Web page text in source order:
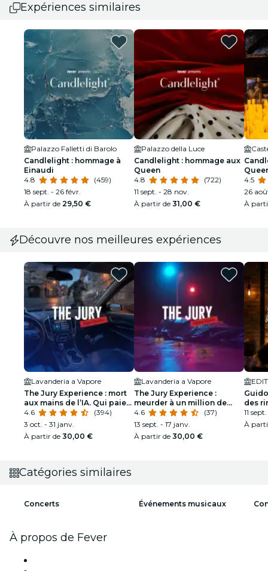
Expériences similaires
Palazzo Falletti di Barolo
Candlelight : hommage à
Einaudi
4.8
(459)
18 sept. - 26 févr.
À partir de 29,50 €
Palazzo della Luce
Candlelight : hommage aux
Queen
4.8
(722)
11 sept. - 28 nov.
À partir de 31,00 €
4.5
26
À
Découvre nos meilleures expériences
Lavanderia a Vapore
The Jury Experience : mort
aux mains de l’IA. Qui paie
le prix ?
4.6
(394)
3 oct. - 31 janv.
À partir de 30,00 €
Lavanderia a Vapore
The Jury Experience :
meurder à un million de
dollars ou réseau de
mensonges ?
4.6
(37)
13 sept. - 17 janv.
À partir de 30,00 €
des
11
À
Catégories similaires
Concerts Événements musicaux
À propos de Fever